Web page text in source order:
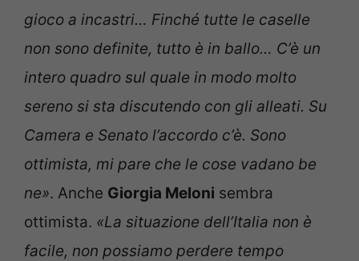
gioco a incastri… Finché tutte le caselle
non sono definite, tutto è in ballo… C’è un
intero quadro sul quale in modo molto
sereno si sta discutendo con gli alleati. Su
Camera e Senato l’accordo c’è. Sono
ottimista, mi pare che le cose vadano be
ne». Anche Giorgia Meloni sembra
ottimista. «La situazione dell’Italia non è
facile, non possiamo perdere tempo